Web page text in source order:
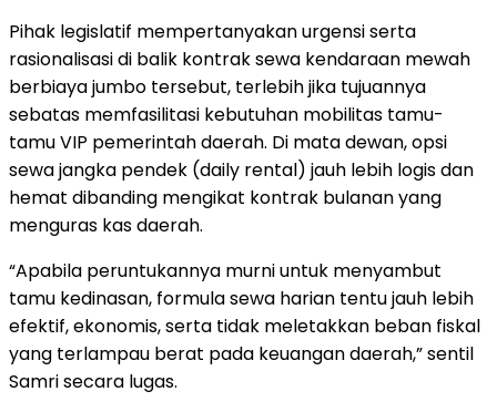
​Pihak legislatif mempertanyakan urgensi serta
rasionalisasi di balik kontrak sewa kendaraan mewah
berbiaya jumbo tersebut, terlebih jika tujuannya
sebatas memfasilitasi kebutuhan mobilitas tamu-
tamu VIP pemerintah daerah. Di mata dewan, opsi
sewa jangka pendek (daily rental) jauh lebih logis dan
hemat dibanding mengikat kontrak bulanan yang
menguras kas daerah.
​“Apabila peruntukannya murni untuk menyambut
tamu kedinasan, formula sewa harian tentu jauh lebih
efektif, ekonomis, serta tidak meletakkan beban fiskal
yang terlampau berat pada keuangan daerah,” sentil
Samri secara lugas.